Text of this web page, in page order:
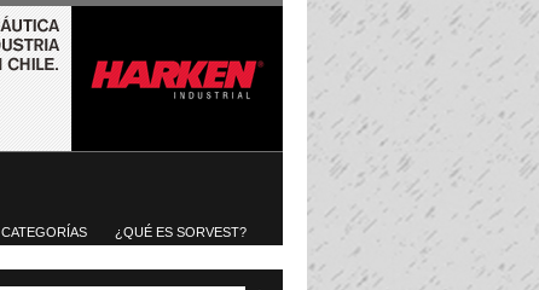
CATEGORÍAS ¿QUÉ ES SORVEST?